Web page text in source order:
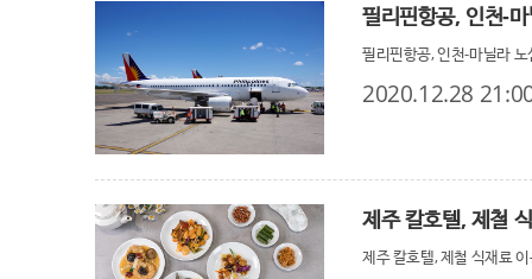
필리핀항공, 인천-
필리핀항공, 인천-마닐라
2020.12.28
제주 칼호텔, 제철
제주 칼호텔, 제철 식재료